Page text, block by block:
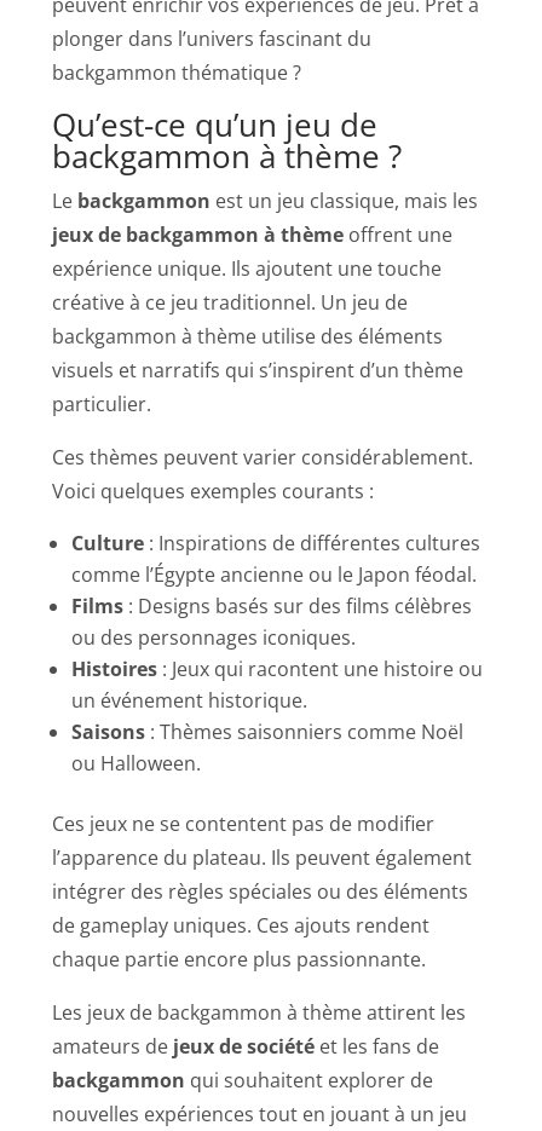
plonger dans l’univers fascinant du
backgammon thématique ?
Qu’est-ce qu’un jeu de
backgammon à thème ?
Le backgammon est un jeu classique, mais les
jeux de backgammon à thème offrent une
expérience unique. Ils ajoutent une touche
créative à ce jeu traditionnel. Un jeu de
backgammon à thème utilise des éléments
visuels et narratifs qui s’inspirent d’un thème
particulier.
Ces thèmes peuvent varier considérablement.
Voici quelques exemples courants :
Culture : Inspirations de différentes cultures
comme l’Égypte ancienne ou le Japon féodal.
Films : Designs basés sur des films célèbres
ou des personnages iconiques.
Histoires : Jeux qui racontent une histoire ou
un événement historique.
Saisons : Thèmes saisonniers comme Noël
ou Halloween.
Ces jeux ne se contentent pas de modifier
l’apparence du plateau. Ils peuvent également
intégrer des règles spéciales ou des éléments
de gameplay uniques. Ces ajouts rendent
chaque partie encore plus passionnante.
Les jeux de backgammon à thème attirent les
amateurs de jeux de société et les fans de
backgammon qui souhaitent explorer de
nouvelles expériences tout en jouant à un jeu